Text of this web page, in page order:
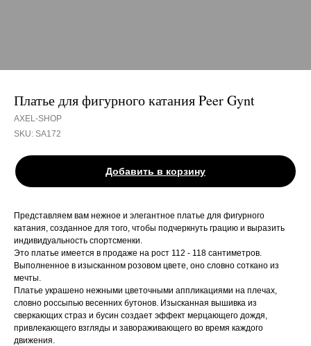
Платье для фигурного катания Peer Gynt
AXEL-SHOP
SKU: SA172
Добавить в корзину
Представляем вам нежное и элегантное платье для фигурного
катания, созданное для того, чтобы подчеркнуть грацию и выразить
индивидуальность спортсменки.
Это платье имеется в продаже на рост 112 - 118 сантиметров.
Выполненное в изысканном розовом цвете, оно словно соткано из
мечты.
Платье украшено нежными цветочными аппликациями на плечах,
словно россыпью весенних бутонов. Изысканная вышивка из
сверкающих страз и бусин создает эффект мерцающего дождя,
привлекающего взгляды и завораживающего во время каждого
движения.